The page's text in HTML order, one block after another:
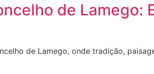
de Lamego:
de Lamego, onde tradição,